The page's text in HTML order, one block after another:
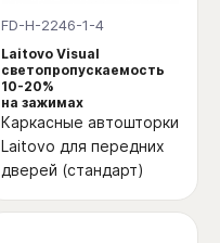
FD-H-2246-1-4
Laitovo Visual
светопропускаемость
10-20%
на зажимах
Каркасные автошторки
Laitovo для передних
дверей (стандарт)